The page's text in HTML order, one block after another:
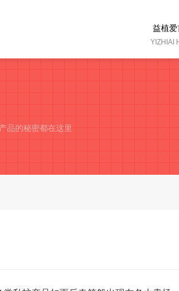
益植爱
YIZHIAI
品的秘密都在这里